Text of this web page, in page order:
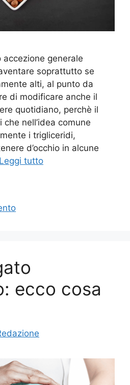
generale
soprattutto se
alti, al punto da
di modificare anche il
quotidiano, perchè il
nell’idea comune
i trigliceridi,
d’occhio in alcune
Leggi tutto
ecco cosa